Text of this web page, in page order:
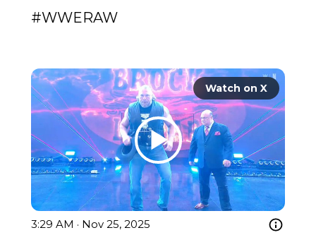
#WWERAW
Watch on X
3:29 AM · Nov 25, 2025